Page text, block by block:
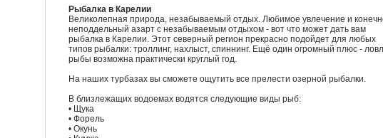
Рыбалка в Карелии
Великолепная природа, незабываемый отдых. Любимое увлечение и
неподдельный азарт с незабываемым отдыхом - вот что может дать вам
рыбалка в Карелии. Этот северный регион прекрасно подойдет для любых
типов рыбалки: троллинг, нахлыст, спиннинг. Ещё один огромный плюс -
рыбы возможна практически круглый год.
На наших турбазах вы сможете ощутить все прелести озерной рыбалки.
В близлежащих водоемах водятся следующие виды рыб:
• Щука
• Форель
• Окунь